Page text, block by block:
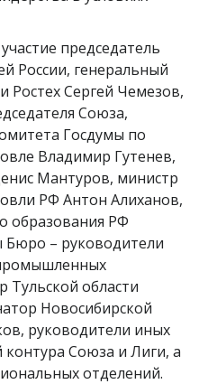
председатель
России, генеральный
Ростех Сергей Чемезов,
Cоюза,
Госдумы по
Владимир Гутенев,
Мантуров, министр
РФ Антон Алиханов,
образования РФ
– руководители
Тульской области
Новосибирской
руководители иных
Союза и Лиги, а
отделений.